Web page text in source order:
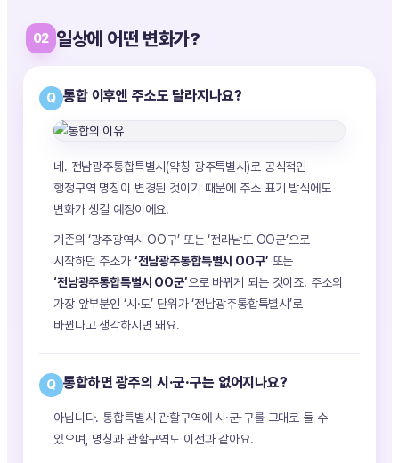
02 일상에 어떤 변화가?
Q 통합 이후엔 주소도 달라지나요?
네. 전남광주통합특별시(약칭 광주특별시)로 공식적인
행정구역 명칭이 변경된 것이기 때문에 주소 표기 방식에도
변화가 생길 예정이에요.
기존의 ‘광주광역시 OO구’ 또는 ‘전라남도 OO군’으로
시작하던 주소가 ‘전남광주통합특별시 OO구’ 또는
‘전남광주통합특별시 OO군’으로 바뀌게 되는 것이죠. 주소의
가장 앞부분인 ‘시·도’ 단위가 ‘전남광주통합특별시’로
바뀐다고 생각하시면 돼요.
Q 통합하면 광주의 시·군·구는 없어지나요?
아닙니다. 통합특별시 관할구역에 시·군·구를 그대로 둘 수
있으며, 명칭과 관할구역도 이전과 같아요.